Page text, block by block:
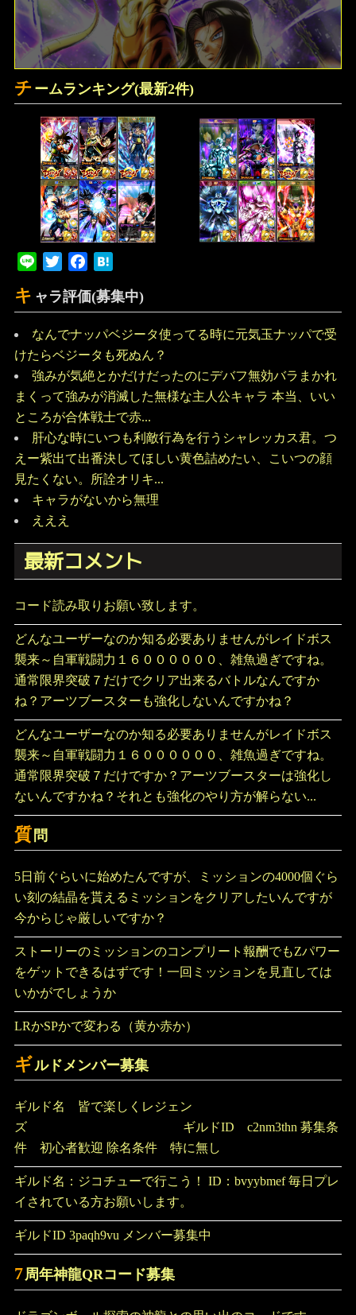
チ ームランキング(最新2件)
Line Twitter Facebook
キ ャラ評価(募集中)
なんでナッパベジータ使ってる時に元気玉ナッパで受
けたらベジータも死ぬん？
強みが気絶とかだけだったのにデバフ無効バラまかれ
まくって強みが消滅した無様な主人公キャラ 本当、いい
ところが合体戦士で赤...
肝心な時にいつも利敵行為を行うシャレッカス君。つ
えー紫出て出番決してほしい黄色詰めたい、こいつの顔
見たくない。所詮オリキ...
キャラがないから無理
えええ
最新コメント
コード読み取りお願い致します。
どんなユーザーなのか知る必要ありませんがレイドボス
襲来～自軍戦闘力１６００００００、雑魚過ぎですね。
通常限界突破７だけでクリア出来るバトルなんですか
ね？アーツブースターも強化しないんですかね？
どんなユーザーなのか知る必要ありませんがレイドボス
襲来～自軍戦闘力１６００００００、雑魚過ぎですね。
通常限界突破７だけですか？アーツブースターは強化し
ないんですかね？それとも強化のやり方が解らない...
質 問
5日前ぐらいに始めたんですが、ミッションの4000個ぐら
い刻の結晶を貰えるミッションをクリアしたいんですが
今からじゃ厳しいですか？
ストーリーのミッションのコンプリート報酬でもZパワー
をゲットできるはずです！一回ミッションを見直しては
いかがでしょうか
LRかSPかで変わる（黄か赤か）
ギルドメンバー募集
ギルド名 皆で楽しくレジェン
ズ ギルドID c2nm3thn 募集条
件 初心者歓迎 除名条件 特に無し
ギルド名：ジコチューで行こう！ ID：bvyybmef 毎日プレ
イされている方お願いします。
ギルドID 3paqh9vu メンバー募集中
7周年神龍QRコード募集